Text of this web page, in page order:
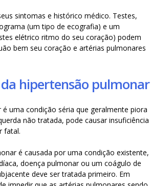
sintomas e histórico médico. Testes,
(um tipo de ecografia) e um
elétrico ritmo do seu coração) podem
bem seu coração e artérias pulmonares
hipertensão pulmonar
uma condição séria que geralmente piora
não tratada, pode causar insuficiência
fatal.
é causada por uma condição existente,
doença pulmonar ou um coágulo de
deve ser tratada primeiro. Em